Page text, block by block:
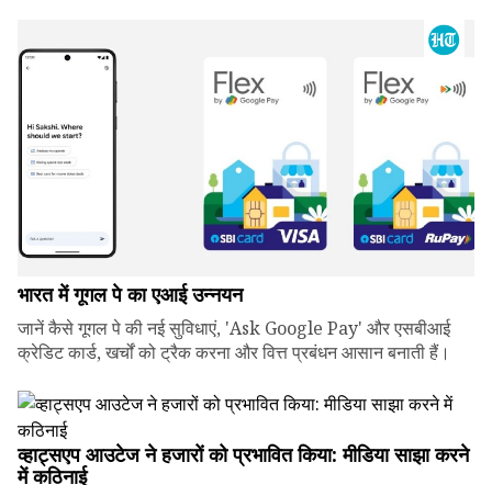
भारत में गूगल पे का एआई उन्नयन
जानें कैसे गूगल पे की नई सुविधाएं, 'Ask Google Pay' और एसबीआई
क्रेडिट कार्ड, खर्चों को ट्रैक करना और वित्त प्रबंधन आसान बनाती हैं।
व्हाट्सएप आउटेज ने हजारों को प्रभावित किया: मीडिया साझा करने
में कठिनाई